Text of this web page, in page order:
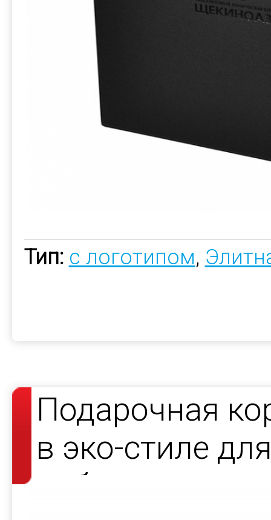
Тип: с логотипом,
Подарочная
в эко-стиле
набора